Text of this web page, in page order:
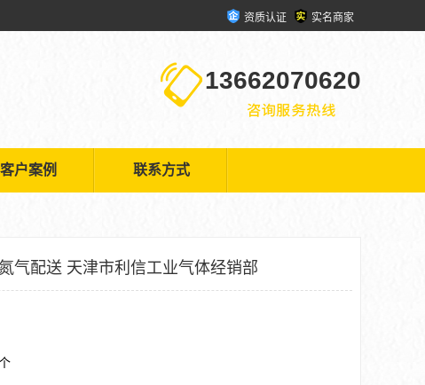
资质认证 实名商家
13662070620
客户案例 联系方式
气配送 天津市利信工业气体经销部